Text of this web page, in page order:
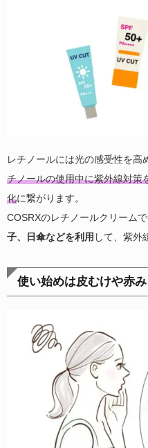
レチノールには光の感受性を高
チノールの使用中に紫外線対策
化に繋がります。
COSRXのレチノールクリームで
子、日傘などを利用 して、紫外
使い始めは皮むけや赤